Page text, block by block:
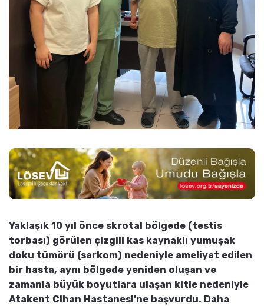
Yaklaşık 10 yıl önce skrotal bölgede (testis
torbası) görülen çizgili kas kaynaklı yumuşak
doku tümörü (sarkom) nedeniyle ameliyat edilen
bir hasta, aynı bölgede yeniden oluşan ve
zamanla büyük boyutlara ulaşan kitle nedeniyle
Atakent Cihan Hastanesi'ne başvurdu. Daha